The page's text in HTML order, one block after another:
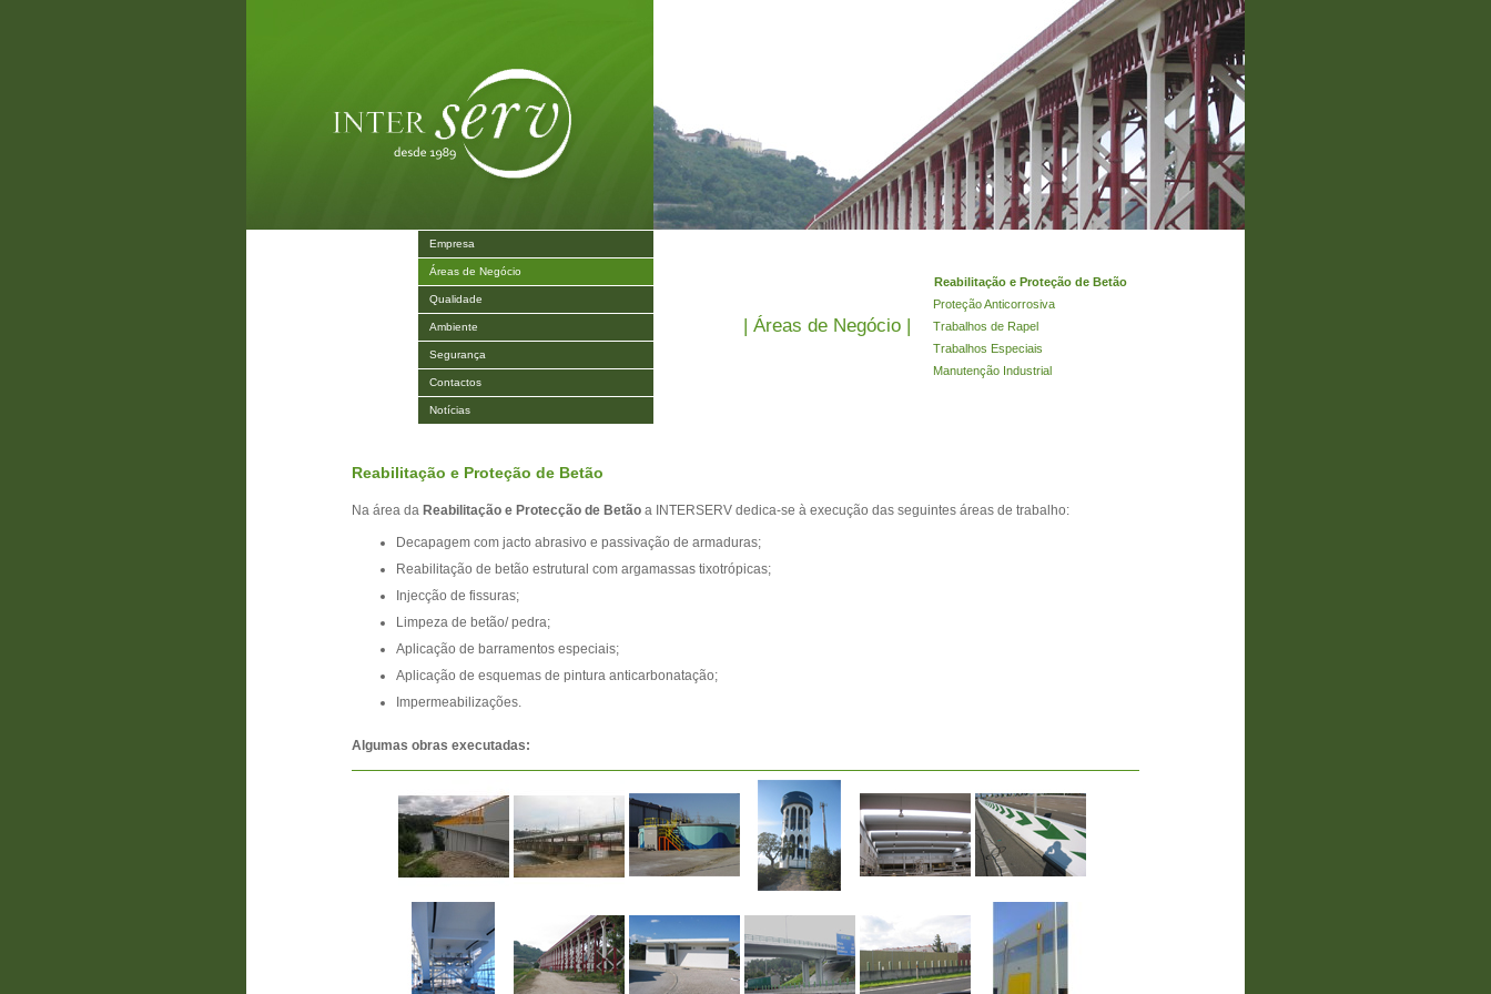
Empresa
Áreas de Negócio
Qualidade
Ambiente
Segurança
Contactos
Notícias
| Áreas de Negócio |
Reabilitação e Proteção de Betão
Proteção Anticorrosiva
Trabalhos de Rapel
Trabalhos Especiais
Manutenção Industrial
Reabilitação e Proteção de Betão
Na área da Reabilitação e Protecção de Betão a INTERSERV dedica-se à execução das seguintes áreas de trabalho:
Decapagem com jacto abrasivo e passivação de armaduras;
Reabilitação de betão estrutural com argamassas tixotrópicas;
Injecção de fissuras;
Limpeza de betão/ pedra;
Aplicação de barramentos especiais;
Aplicação de esquemas de pintura anticarbonatação;
Impermeabilizações.
Algumas obras executadas: